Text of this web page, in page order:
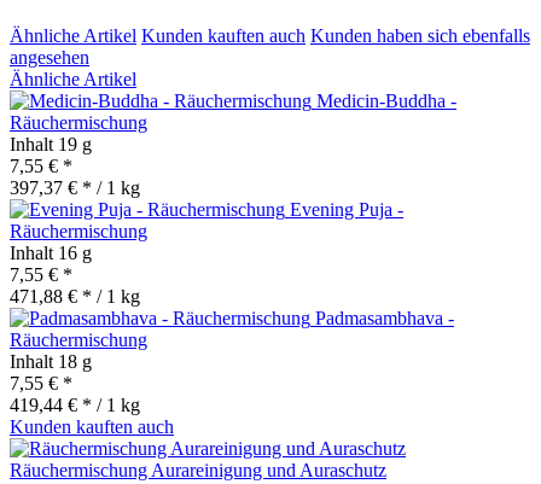
Ähnliche Artikel Kunden kauften auch Kunden haben sich ebenfalls
angesehen
Ähnliche Artikel
Medicin-Buddha -
Räuchermischung
Inhalt 19 g
7,55 € *
397,37 € * / 1 kg
Evening Puja -
Räuchermischung
Inhalt 16 g
7,55 € *
471,88 € * / 1 kg
Padmasambhava -
Räuchermischung
Inhalt 18 g
7,55 € *
419,44 € * / 1 kg
Kunden kauften auch
Räuchermischung Aurareinigung und Auraschutz